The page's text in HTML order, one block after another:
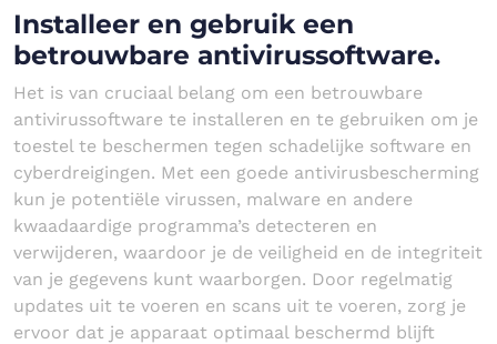
Installeer en gebruik een
betrouwbare antivirussoftware.
Het is van cruciaal belang om een betrouwbare
antivirussoftware te installeren en te gebruiken om je
toestel te beschermen tegen schadelijke software en
cyberdreigingen. Met een goede antivirusbescherming
kun je potentiële virussen, malware en andere
kwaadaardige programma’s detecteren en
verwijderen, waardoor je de veiligheid en de integriteit
van je gegevens kunt waarborgen. Door regelmatig
updates uit te voeren en scans uit te voeren, zorg je
ervoor dat je apparaat optimaal beschermd blijft